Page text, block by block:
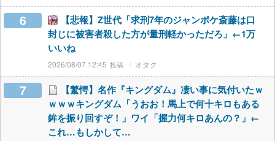
6
【悲報】Z世代「求刑7年のジャンポケ斎藤は口
封じに被害者殺した方が量刑軽かっただろ」←1万
いいね
2026/08/07 12:45 オタク
7
【驚愕】名作『キングダム』凄い事に気付いたｗ
ｗｗｗキングダム「うおお！馬上で何十キロもある
鉾を振り回すぞ！」ワイ「握力何キロあんの？」←
これ…もしかして…